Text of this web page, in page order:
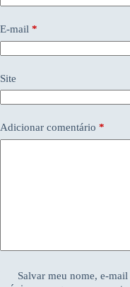
E-mail *
Site
Adicionar comentário *
Salvar meu nome, e-